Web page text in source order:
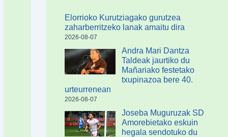
Elorrioko Kurutziagako gurutzea
zaharberritzeko lanak amaitu dira
2026-08-07
Andra Mari Dantza
Taldeak jaurtiko du
Mañariako festetako
txupinazoa bere 40.
urteurrenean
2026-08-07
Joseba Muguruzak SD
Amorebietako eskuin
hegala sendotuko du